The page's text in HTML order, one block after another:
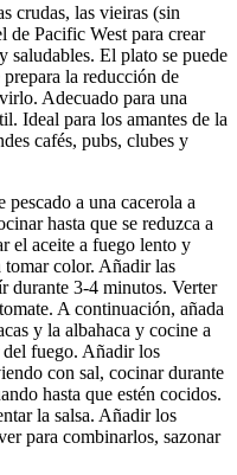
crudas, las vieiras (sin
de Pacific West para crear
saludables. El plato se puede
la reducción de
Adecuado para una
Ideal para los amantes de la
cafés, pubs, clubes y
a una cacerola a
hasta que se reduzca a
el aceite a fuego lento y
tomar color. Añadir las
durante 3-4 minutos. Verter
A continuación, añada
y la albahaca y cocine a
fuego. Añadir los
con sal, cocinar durante
hasta que estén cocidos.
la salsa. Añadir los
para combinarlos, sazonar